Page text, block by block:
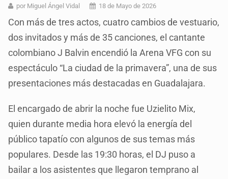
por Miguel Ángel Vidal 18 de Mayo de 2026
Con más de tres actos, cuatro cambios de vestuario,
dos invitados y más de 35 canciones, el cantante
colombiano J Balvin encendió la Arena VFG con su
espectáculo “La ciudad de la primavera”, una de sus
presentaciones más destacadas en Guadalajara.
El encargado de abrir la noche fue Uzielito Mix,
quien durante media hora elevó la energía del
público tapatío con algunos de sus temas más
populares. Desde las 19:30 horas, el DJ puso a
bailar a los asistentes que llegaron temprano al